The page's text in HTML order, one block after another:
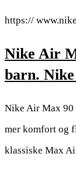
https://
Nike Air
barn.
Nike Air Max 90
mer komfort og
klassiske Max